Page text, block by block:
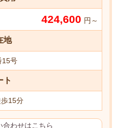
424,600 円～
地
15号
ト
15分
合わせはこちら